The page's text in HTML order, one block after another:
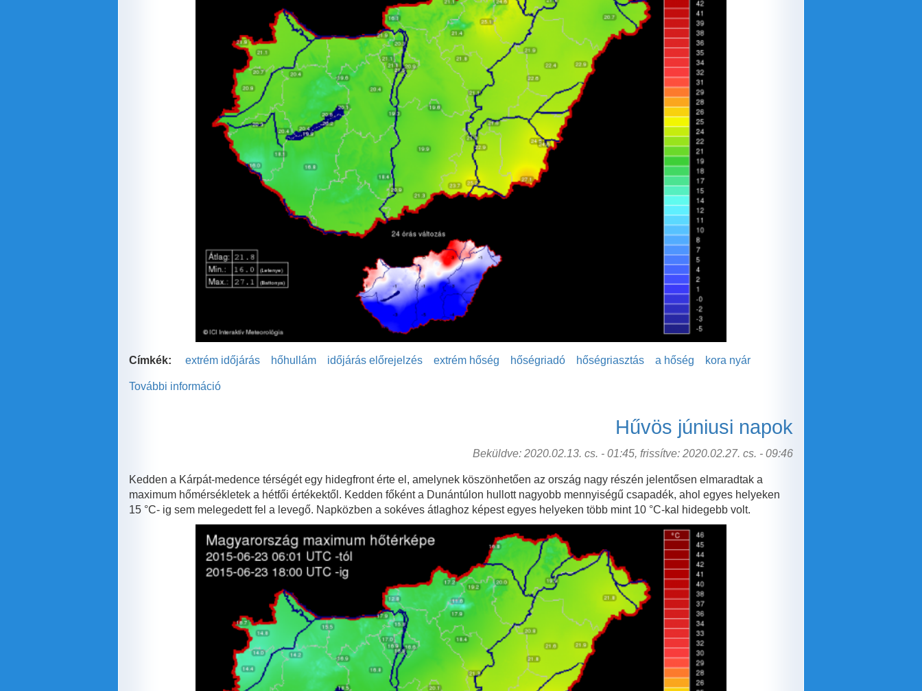
Címkék: extrém időjárás hőhullám időjárás előrejelzés extrém hőség hőségriadó hőségriasztás a hőség kora nyár
További információ
Hűvös júniusi napok
Beküldve: 2020.02.13. cs. - 01:45, frissítve: 2020.02.27. cs. - 09:46
Kedden a Kárpát-medence térségét egy hidegfront érte el, amelynek köszönhetően az ország nagy részén jelentősen elmaradtak a
maximum hőmérsékletek a hétfői értékektől. Kedden főként a Dunántúlon hullott nagyobb mennyiségű csapadék, ahol egyes helyeken
15 °C- ig sem melegedett fel a levegő. Napközben a sokéves átlaghoz képest egyes helyeken több mint 10 °C-kal hidegebb volt.